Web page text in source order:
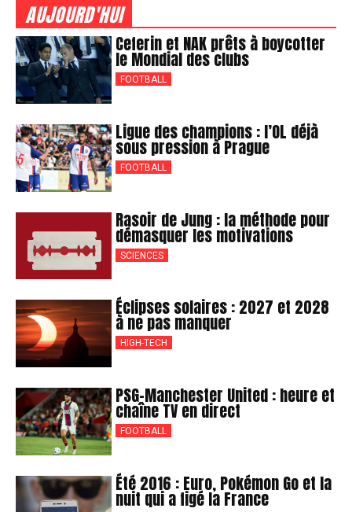
AUJOURD'HUI
Ceferin et NAK prêts à boycotter
le Mondial des clubs
FOOTBALL
Ligue des champions : l’OL déjà
sous pression à Prague
FOOTBALL
Rasoir de Jung : la méthode pour
démasquer les motivations
SCIENCES
Éclipses solaires : 2027 et 2028
à ne pas manquer
HIGH-TECH
PSG-Manchester United : heure et
chaîne TV en direct
FOOTBALL
Été 2016 : Euro, Pokémon Go et la
nuit qui a figé la France